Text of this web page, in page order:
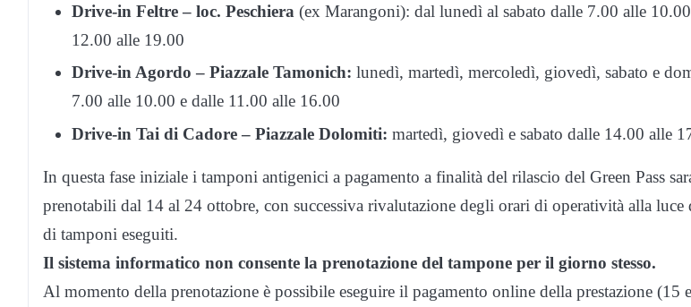
Drive-in Feltre – loc. Peschiera (ex Marangoni): dal lunedì al sabato dalle 7.00 alle
12.00 alle 19.00
Drive-in Agordo – Piazzale Tamonich: lunedì, martedì, mercoledì, giovedì, sabato e
7.00 alle 10.00 e dalle 11.00 alle 16.00
Drive-in Tai di Cadore – Piazzale Dolomiti: martedì, giovedì e sabato dalle 14.00 alle
In questa fase iniziale i tamponi antigenici a pagamento a finalità del rilascio del Green Pass
prenotabili dal 14 al 24 ottobre, con successiva rivalutazione degli orari di operatività alla luce
di tamponi eseguiti.
Il sistema informatico non consente la prenotazione del tampone per il giorno stesso.
Al momento della prenotazione è possibile eseguire il pagamento online della prestazione (15